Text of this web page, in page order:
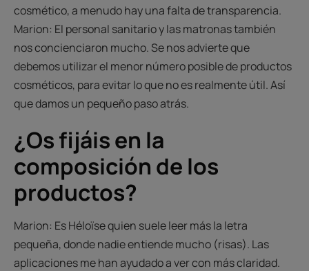
cosmético, a menudo hay una falta de transparencia.
Marion: El personal sanitario y las matronas también
nos concienciaron mucho. Se nos advierte que
debemos utilizar el menor número posible de productos
cosméticos, para evitar lo que no es realmente útil. Así
que damos un pequeño paso atrás.
¿Os fijáis en la
composición de los
productos?
Marion: Es Héloïse quien suele leer más la letra
pequeña, donde nadie entiende mucho (risas). Las
aplicaciones me han ayudado a ver con más claridad.